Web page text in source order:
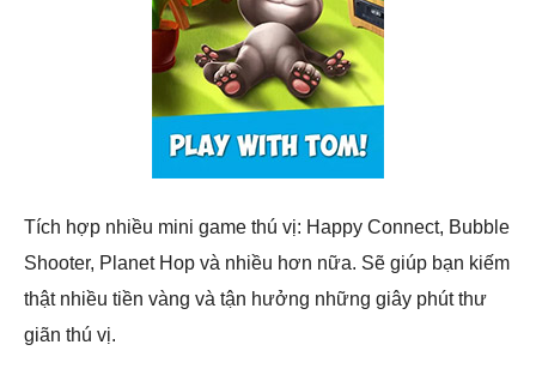
Tích hợp nhiều mini game thú vị: Happy Connect, Bubble
Shooter, Planet Hop và nhiều hơn nữa. Sẽ giúp bạn kiếm
thật nhiều tiền vàng và tận hưởng những giây phút thư
giãn thú vị.